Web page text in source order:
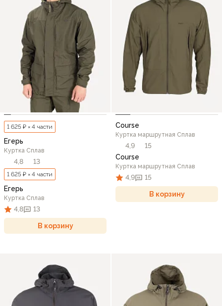
1 625 ₽ × 4 части
Егерь
Куртка Сплав
4,8 13
1 625 ₽ × 4 части
Егерь
Куртка Сплав
4,8 13
В корзину
Course
Куртка маршрутная Сплав
4,9
15
Course
Куртка маршрутная Сплав
4,9 15
В корзину